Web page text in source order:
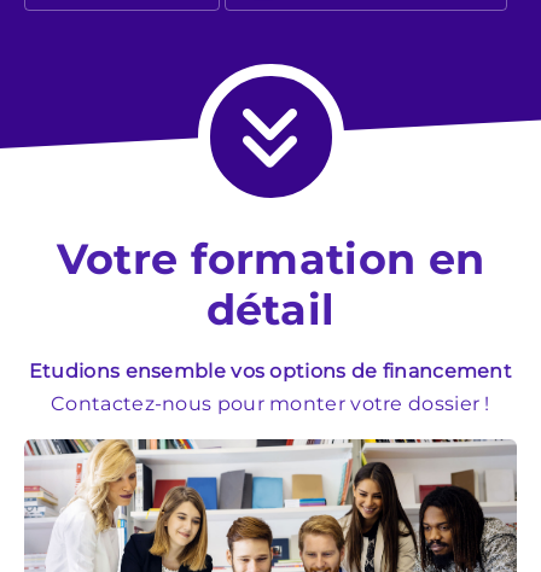
Votre formation en
détail
Etudions ensemble vos options de financement
Contactez-nous pour monter votre dossier !